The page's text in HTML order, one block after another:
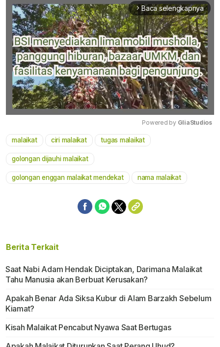
arrow_forward_ios Baca selengkapnya
Powered by GliaStudios
malaikat ciri malaikat tugas malaikat
golongan dijauhi malaikat
golongan enggan malaikat mendekat nama malaikat
Berita Terkait
Saat Nabi Adam Hendak Diciptakan, Darimana Malaikat
Tahu Manusia akan Berbuat Kerusakan?
Apakah Benar Ada Siksa Kubur di Alam Barzakh Sebelum
Kiamat?
Kisah Malaikat Pencabut Nyawa Saat Bertugas